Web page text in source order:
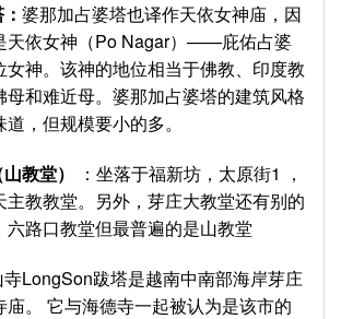
婆那加占婆塔也译作天依女神庙，因
天依女神（Po Nagar）——庇佑占婆
女神。该神的地位相当于佛教、印度教
母和难近母。婆那加占婆塔的建筑风格
，但规模要小的多。
山教堂）
：坐落于福新坊，太原街1 ，
主教教堂。另外，芽庄大教堂还有别的
六路口教堂但最普遍的是山教堂
LongSon跋塔是越南中南部海岸芽庄
庙。 它与海德寺一起被认为是该市的